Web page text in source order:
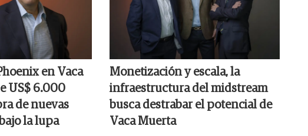
en Vaca
US$ 6.000
de nuevas
la lupa
Monetización y escala, la
infraestructura del midstream
busca destrabar el potencial de
Vaca Muerta